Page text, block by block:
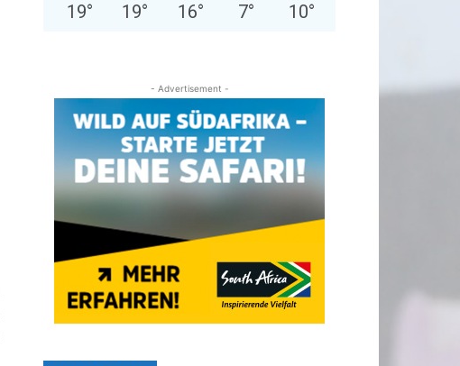
19° 19° 16° 7° 10°
- Advertisement -